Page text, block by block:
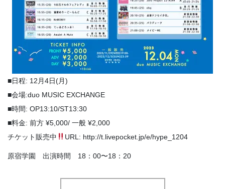
■日程: 12月4日(月)
■会場:duo MUSIC EXCHANGE
■時間: OP13:10/ST13:30
■料金: 前方 ¥5,000/ 一般 ¥2,000
チケット販売中
URL: http://t.livepocket.jp/e/hype_1204
原宿学園 出演時間 18：00〜18：20